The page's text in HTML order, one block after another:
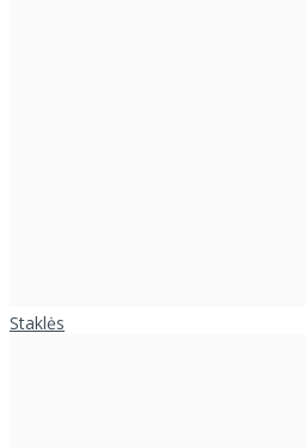
Staklės